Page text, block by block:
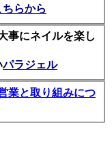
ちらから
事にネイルを楽し
パラジェル
業と取り組みにつ